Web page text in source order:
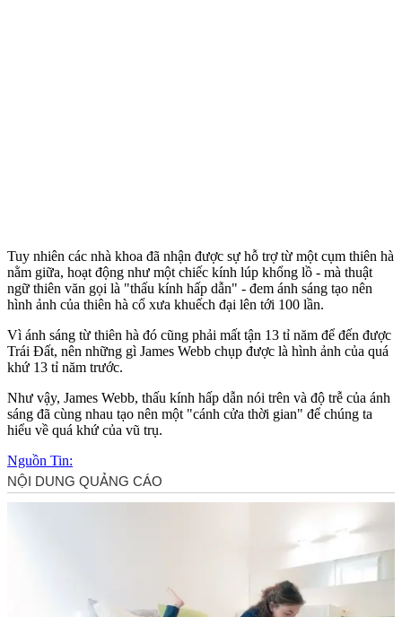
Tuy nhiên các nhà khoa đã nhận được sự hỗ trợ từ một cụm thiên hà
nằm giữa, hoạt động như một chiếc kính lúp khổng lồ - mà thuật
ngữ thiên văn gọi là "thấu kính hấp dẫn" - đem ánh sáng tạo nên
hình ảnh của thiên hà cổ xưa khuếch đại lên tới 100 lần.
Vì ánh sáng từ thiên hà đó cũng phải mất tận 13 tỉ năm để đến được
Trái Đất, nên những gì James Webb chụp được là hình ảnh của quá
khứ 13 tỉ năm trước.
Như vậy, James Webb, thấu kính hấp dẫn nói trên và độ trễ của ánh
sáng đã cùng nhau tạo nên một "cánh cửa thời gian" để chúng ta
hiểu về quá khứ của vũ trụ.
Nguồn Tin: